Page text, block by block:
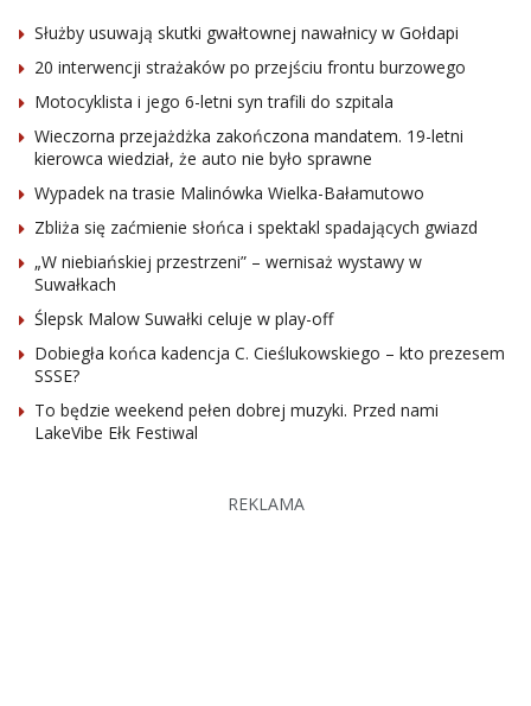
Służby usuwają skutki gwałtownej nawałnicy w Gołdapi
20 interwencji strażaków po przejściu frontu burzowego
Motocyklista i jego 6-letni syn trafili do szpitala
Wieczorna przejażdżka zakończona mandatem. 19-letni
kierowca wiedział, że auto nie było sprawne
Wypadek na trasie Malinówka Wielka-Bałamutowo
Zbliża się zaćmienie słońca i spektakl spadających gwiazd
„W niebiańskiej przestrzeni” – wernisaż wystawy w
Suwałkach
Ślepsk Malow Suwałki celuje w play-off
Dobiegła końca kadencja C. Cieślukowskiego – kto prezesem
SSSE?
To będzie weekend pełen dobrej muzyki. Przed nami
LakeVibe Ełk Festiwal
REKLAMA